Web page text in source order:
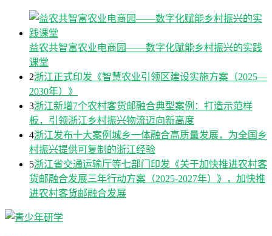
益农共智富农业电商园——数字化赋能乡村振兴的实践
课堂
2浙江正式印发《智慧农业引领区建设实施方案（2025—
2030年）》
3浙江新增7个农村客货邮融合典型案例：打造示范样
板，引领浙江乡村振兴物流迈向新高度
4浙江发布十大案例城乡一体融合高质量发展，为全国乡
村振兴提供可复制的浙江经验
5浙江省交通运输厅等七部门印发《关于加快推进农村客
货邮融合发展三年行动方案（2025-2027年）》，加快推
进农村客货邮融合发展